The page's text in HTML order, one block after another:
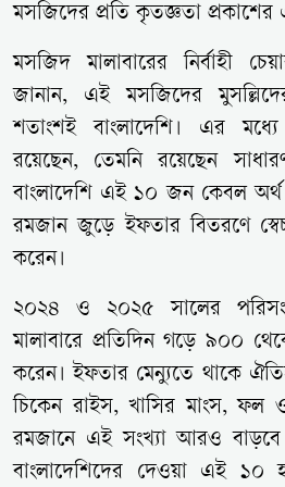
মসজিদের প্রতি কৃতজ্ঞতা প্রকাশের
মসজিদ মালাবারের নির্বাহী
জানান, এই মসজিদের
শতাংশই বাংলাদেশি। এর
রয়েছেন, তেমনি রয়েছেন সাধারণ
বাংলাদেশি এই ১০ জন কেবল অর্থ
রমজান জুড়ে ইফতার বিতরণে
করেন।
২০২৪ ও ২০২৫ সালের
মালাবারে প্রতিদিন গড়ে ৯০০
করেন। ইফতার মেন্যুতে থাকে
চিকেন রাইস, খাসির মাংস,
রমজানে এই সংখ্যা আরও বাড়বে
বাংলাদেশিদের দেওয়া এই